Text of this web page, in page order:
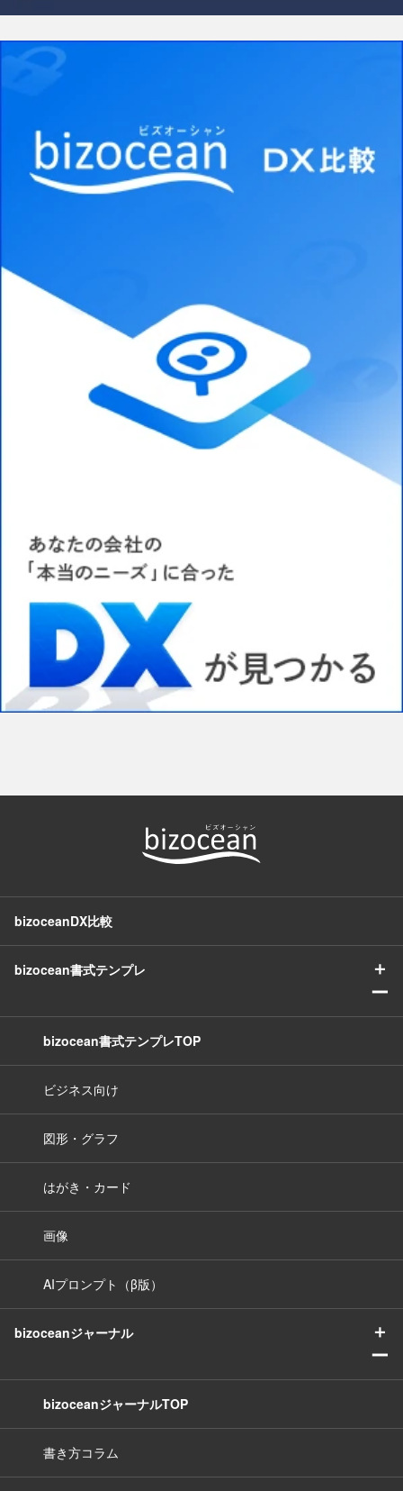
bizoceanDX比較
bizocean書式テンプレ
＋
ー
bizocean書式テンプレTOP
ビジネス向け
図形・グラフ
はがき・カード
画像
AIプロンプト（β版）
bizoceanジャーナル
＋
ー
bizoceanジャーナルTOP
書き方コラム